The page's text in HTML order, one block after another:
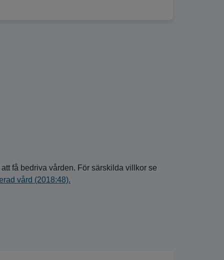
få bedriva vården. För särskilda villkor se
vård (2018:48).